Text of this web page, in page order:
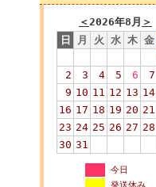
＜2026年8月 ＞
日
月 火 水 木 金
2
3 4 5 6 7
9 10 11 12 13 14
16 17 18 19 20 21
23 24 25 26 27 28
30 31
今日